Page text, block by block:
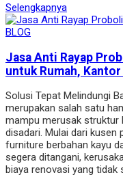
Selengkapnya
BLOG
Jasa Anti Rayap
untuk Rumah,
Solusi Tepat Melindungi
merupakan salah satu
mampu merusak struktur
disadari. Mulai dari kusen
furniture berbahan kayu
segera ditangani,
biaya renovasi yang tidak